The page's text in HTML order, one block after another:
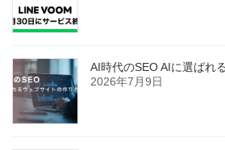
AI時代のSEO AIに選ばれ
2026年7月9日